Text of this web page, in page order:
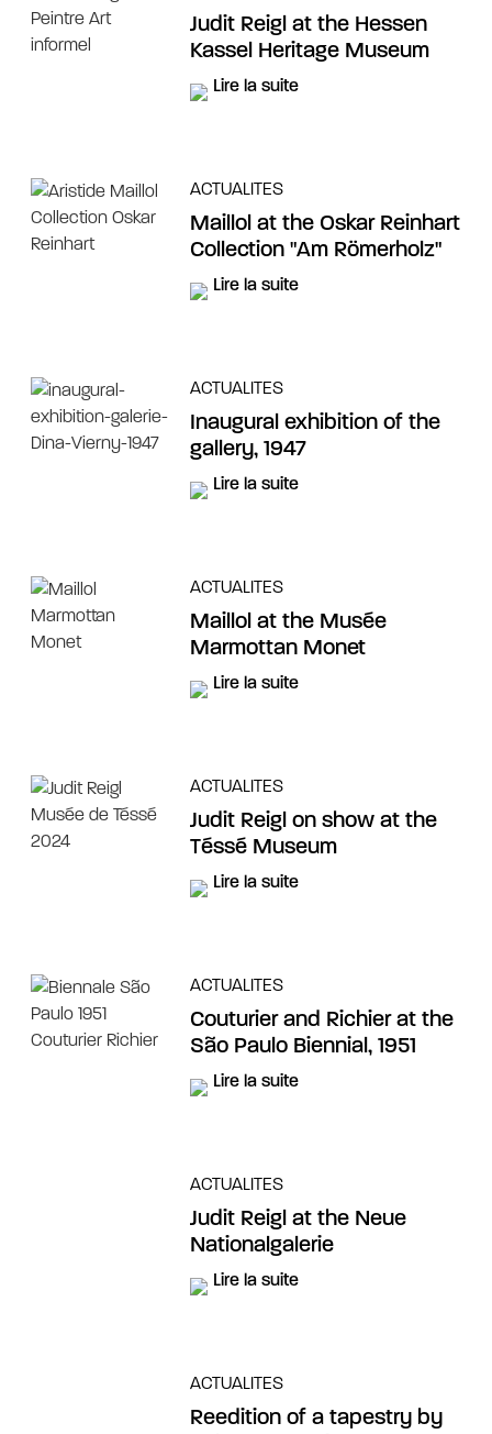
Judit Reigl at the Hessen
Kassel Heritage Museum
Lire la suite
ACTUALITES
Maillol at the Oskar Reinhart
Collection "Am Römerholz"
Lire la suite
ACTUALITES
Inaugural exhibition of the
gallery, 1947
Lire la suite
ACTUALITES
Maillol at the Musée
Marmottan Monet
Lire la suite
ACTUALITES
Judit Reigl on show at the
Téssé Museum
Lire la suite
ACTUALITES
Couturier and Richier at the
São Paulo Biennial, 1951
Lire la suite
ACTUALITES
Judit Reigl at the Neue
Nationalgalerie
Lire la suite
ACTUALITES
Reedition of a tapestry by